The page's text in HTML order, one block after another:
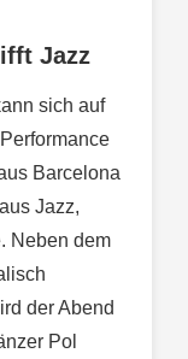
Jazz
sich auf
Barcelona
Jazz,
Neben dem
der Abend
Pol